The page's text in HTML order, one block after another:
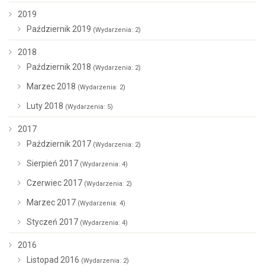
2019
Październik 2019 (Wydarzenia: 2)
2018
Październik 2018 (Wydarzenia: 2)
Marzec 2018 (Wydarzenia: 2)
Luty 2018 (Wydarzenia: 5)
2017
Październik 2017 (Wydarzenia: 2)
Sierpień 2017 (Wydarzenia: 4)
Czerwiec 2017 (Wydarzenia: 2)
Marzec 2017 (Wydarzenia: 4)
Styczeń 2017 (Wydarzenia: 4)
2016
Listopad 2016 (Wydarzenia: 2)